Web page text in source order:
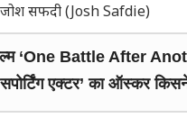
सफदी (Josh Safdie)
‘One Battle After
एक्टर’ का ऑस्कर